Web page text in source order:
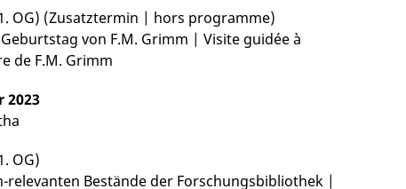
OG) (Zusatztermin | hors programme)
von F.M. Grimm | Visite guidée à
de F.M. Grimm
2023
OG)
relevanten Bestände der Forschungsbibliothek |